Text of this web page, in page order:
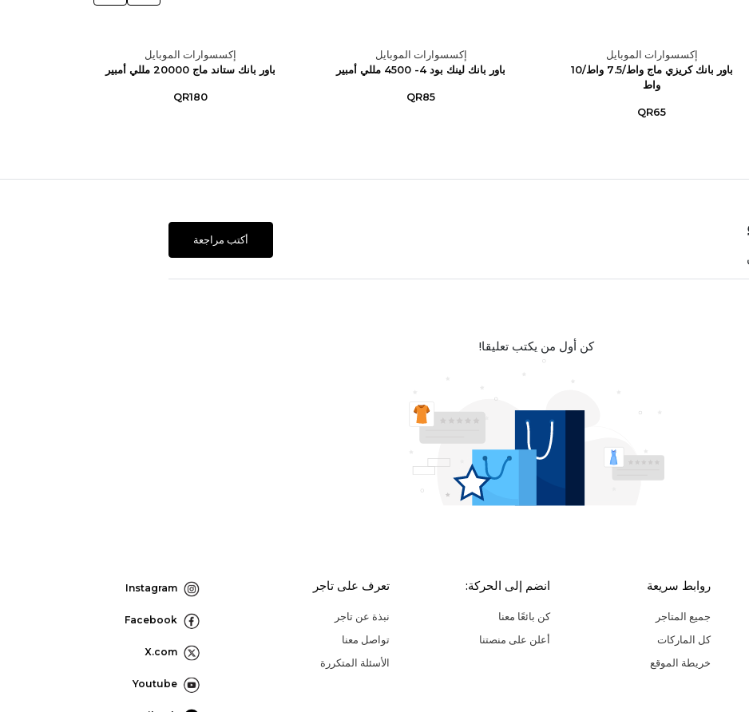
إكسسوارات الموبايل
باور بانك كريزي ماج واط/7.5 واط/10
واط
QR65
إكسسوارات الموبايل
باور بانك لينك بود 4- 4500 مللي أمبير
QR85
إكسسوارات الموبايل
باور بانك ستاند ماج 20000 مللي أمبير
QR180
أكتب مراجعة
كن أول من يكتب تعليقا!
روابط سريعة
جميع المتاجر
كل الماركات
خريطة الموقع
انضم إلى الحركة:
كن بائعًا معنا
أعلن على منصتنا
تعرف على تاجر
نبذة عن تاجر
تواصل معنا
الأسئلة المتكررة
Instagram
Facebook
X.com
Youtube